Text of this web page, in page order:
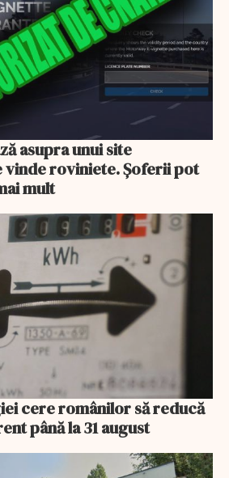
asupra unui site
vinde roviniete. Șoferii pot
mult
cere românilor să reducă
până la 31 august